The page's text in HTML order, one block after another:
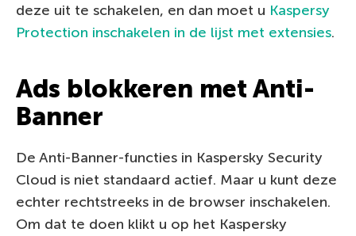
deze uit te schakelen, en dan moet u Kaspersy
Protection inschakelen in de lijst met extensies.
Ads blokkeren met Anti-
Banner
De Anti-Banner-functies in Kaspersky Security
Cloud is niet standaard actief. Maar u kunt deze
echter rechtstreeks in de browser inschakelen.
Om dat te doen klikt u op het Kaspersky